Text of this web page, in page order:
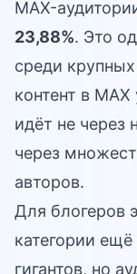
MAX-
23,88%. Это
среди
контент в
идёт не через
через
авторов.
Для блогеров
категории
гигантов, но